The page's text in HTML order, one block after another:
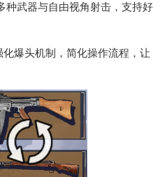
种武器与自由视角射击，支持好
爆头机制，简化操作流程，让